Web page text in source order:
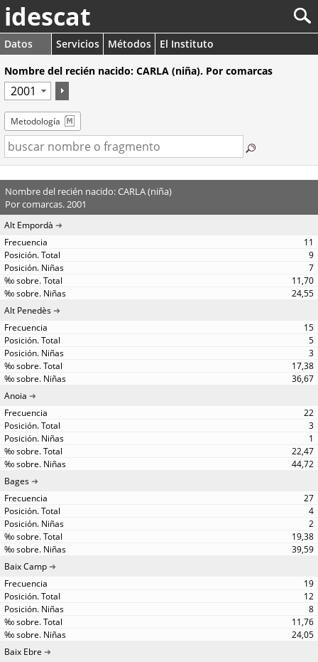
idescat
Datos Servicios Métodos
El Instituto
Nombre del recién nacido: CARLA (niña). Por comarcas
Metodología
Nombre del recién nacido: CARLA (niña)
Por comarcas. 2001
Alt Empordà
11
9
7
11,70
24,55
Alt Penedès
15
5
3
17,38
36,67
Anoia
22
3
1
22,47
44,72
Bages
27
4
2
19,38
39,59
Baix Camp
19
12
8
11,76
24,05
Baix Ebre